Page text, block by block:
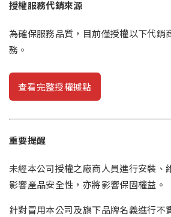
授權服務代銷來源
為確保服務品質，目前僅授權以下代銷
務。
查看完整授權據點
重要提醒
未經本公司授權之廠商人員進行安裝、
影響產品安全性，亦將影響保固權益。
針對冒用本公司及旗下品牌名義進行不